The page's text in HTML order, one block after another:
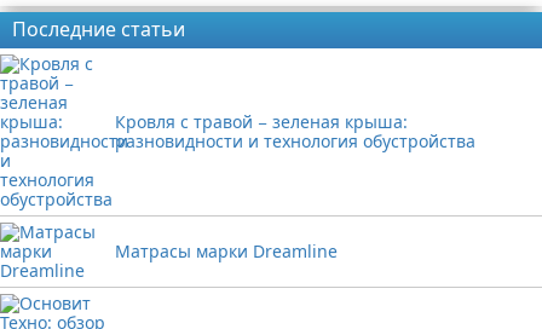
Последние статьи
Кровля с травой − зеленая крыша:
разновидности и технология обустройства
Матрасы марки Dreamline